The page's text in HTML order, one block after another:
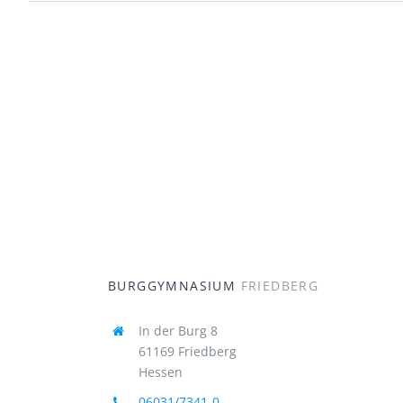
BURGGYMNASIUM FRIEDBERG
In der Burg 8
61169 Friedberg
Hessen